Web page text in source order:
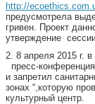
http://
предусмотрела
гривен. Проект
утверждение
2. 8 апреля 2015 г.
пресс-
и запретил
зонах “,которую
культурный центр.